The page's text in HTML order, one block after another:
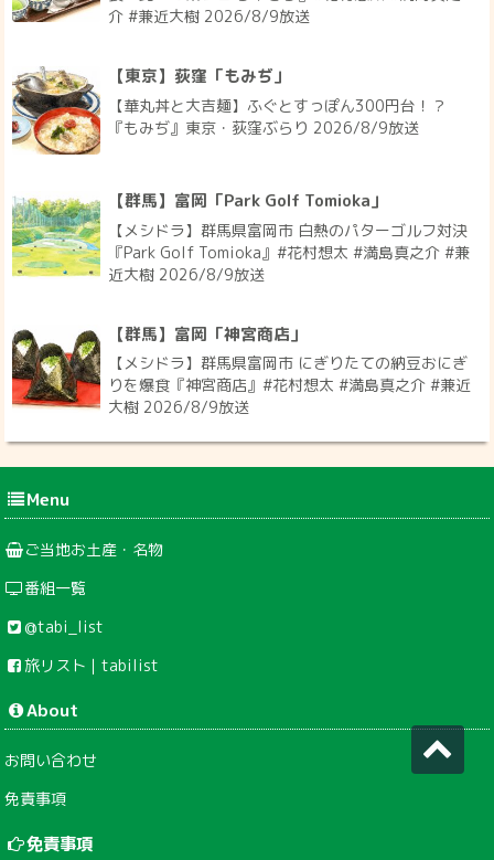
介 #兼近大樹 2026/8/9放送
【東京】荻窪「もみぢ」
【華丸丼と大吉麺】ふぐとすっぽん300円台！？
『もみぢ』東京・荻窪ぶらり 2026/8/9放送
【群馬】富岡「Park Golf Tomioka」
【メシドラ】群馬県富岡市 白熱のパターゴルフ対決
『Park Golf Tomioka』#花村想太 #満島真之介 #兼
近大樹 2026/8/9放送
【群馬】富岡「神宮商店」
【メシドラ】群馬県富岡市 にぎりたての納豆おにぎ
りを爆食『神宮商店』#花村想太 #満島真之介 #兼近
大樹 2026/8/9放送
Menu
ご当地お土産・名物
番組一覧
@tabi_list
旅リスト｜tabilist
About
お問い合わせ
免責事項
免責事項